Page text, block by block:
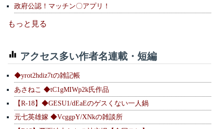
政府公認！マッチン〇アプリ！
もっと見る
アクセス多い作者名連載・短編
◆yrot2hdiz7tの雑記帳
あさねこ ◆tC1gMIWp2k氏作品
【R-18】◆GESU1/dEaEのゲスくない一人鍋
元七英雄嫁 ◆VcggpY/XNkの雑談所